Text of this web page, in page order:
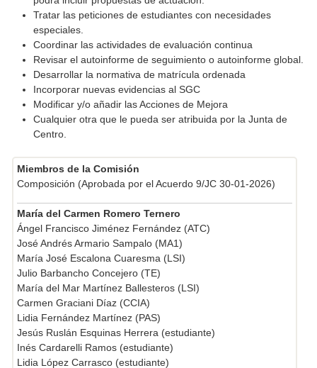
Tratar las peticiones de estudiantes con necesidades
especiales.
Coordinar las actividades de evaluación continua
Revisar el autoinforme de seguimiento o autoinforme global.
Desarrollar la normativa de matrícula ordenada
Incorporar nuevas evidencias al SGC
Modificar y/o añadir las Acciones de Mejora
Cualquier otra que le pueda ser atribuida por la Junta de
Centro.
Miembros de la Comisión
Composición (Aprobada por el Acuerdo 9/JC 30-01-2026)
María del Carmen Romero Ternero
Ángel Francisco Jiménez Fernández (ATC)
José Andrés Armario Sampalo (MA1)
María José Escalona Cuaresma (LSI)
Julio Barbancho Concejero (TE)
María del Mar Martínez Ballesteros (LSI)
Carmen Graciani Díaz (CCIA)
Lidia Fernández Martínez (PAS)
Jesús Ruslán Esquinas Herrera (estudiante)
Inés Cardarelli Ramos (estudiante)
Lidia López Carrasco (estudiante)